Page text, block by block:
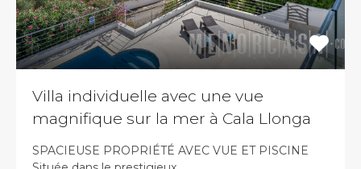
Villa individuelle avec une vue
magnifique sur la mer à Cala Llonga
SPACIEUSE PROPRIÉTÉ AVEC VUE ET PISCINE